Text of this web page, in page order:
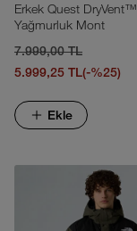
Erkek Quest DryVent™
Yağmurluk Mont
7.999,00 TL
5.999,25 TL(-%25)
Ekle